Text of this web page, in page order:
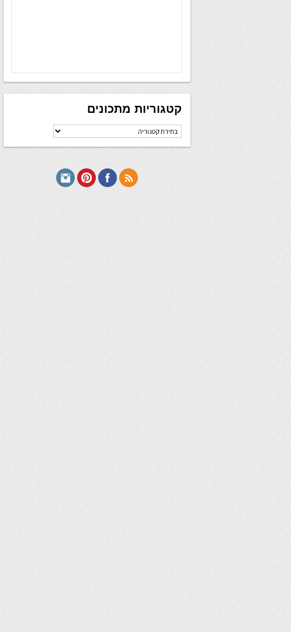
קטגוריות מתכונים
קטגוריות
מתכונים